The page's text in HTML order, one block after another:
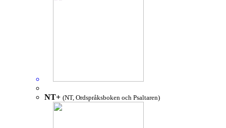
NT+ (NT, Ordspråksboken och Psaltaren)